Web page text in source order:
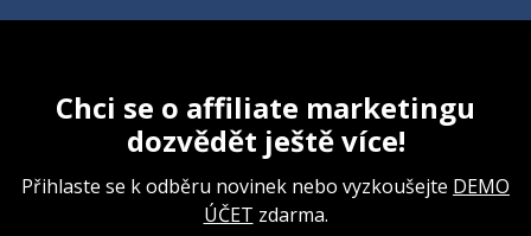
Chci se o affiliate marketingu
dozvědět ještě více!
Přihlaste se k odběru novinek nebo vyzkoušejte DEMO
ÚČET zdarma.